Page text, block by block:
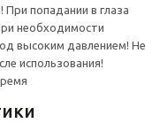
При попадании в глаза
необходимости
высоким давлением! Не
использования!